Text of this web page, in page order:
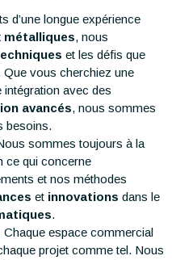
d’une longue expérience
métalliques, nous
et les défis que
Que vous cherchiez une
intégration avec des
avancés, nous sommes
besoins.
sommes toujours à la
ce qui concerne
et nos méthodes
et innovations dans le
.
Chaque espace commercial
projet comme tel. Nous